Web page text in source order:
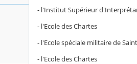
- l'Institut Supérieur
- l'Ecole des Chartes
- l'Ecole spéciale militaire de
- l'Ecole des Chartes